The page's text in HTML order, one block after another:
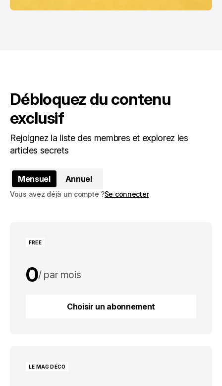
Débloquez du contenu
exclusif
Rejoignez la liste des membres et explorez les
articles secrets
Mensuel Annuel
Vous avez déjà un compte ?Se connecter
FREE
0 par mois
par anChoisir un abonnement
LE MAG DÉCO